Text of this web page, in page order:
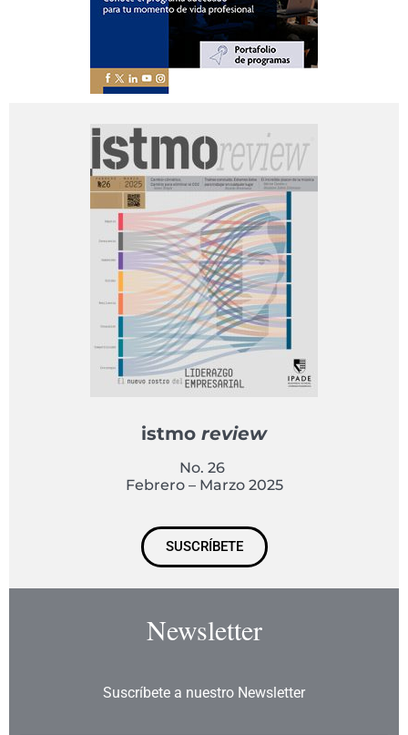
istmo review
No. 26
Febrero – Marzo 2025
SUSCRÍBETE
Newsletter
Suscríbete a nuestro Newsletter